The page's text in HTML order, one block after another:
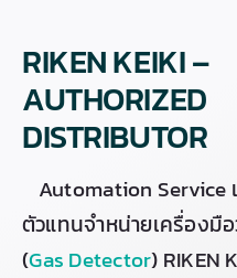
RIKEN KEIKI –
AUTHORIZED
DISTRIBUTOR
Automation Service
ตัวแทนจำหน่ายเครื่องมื
(Gas Detector) RIKEN